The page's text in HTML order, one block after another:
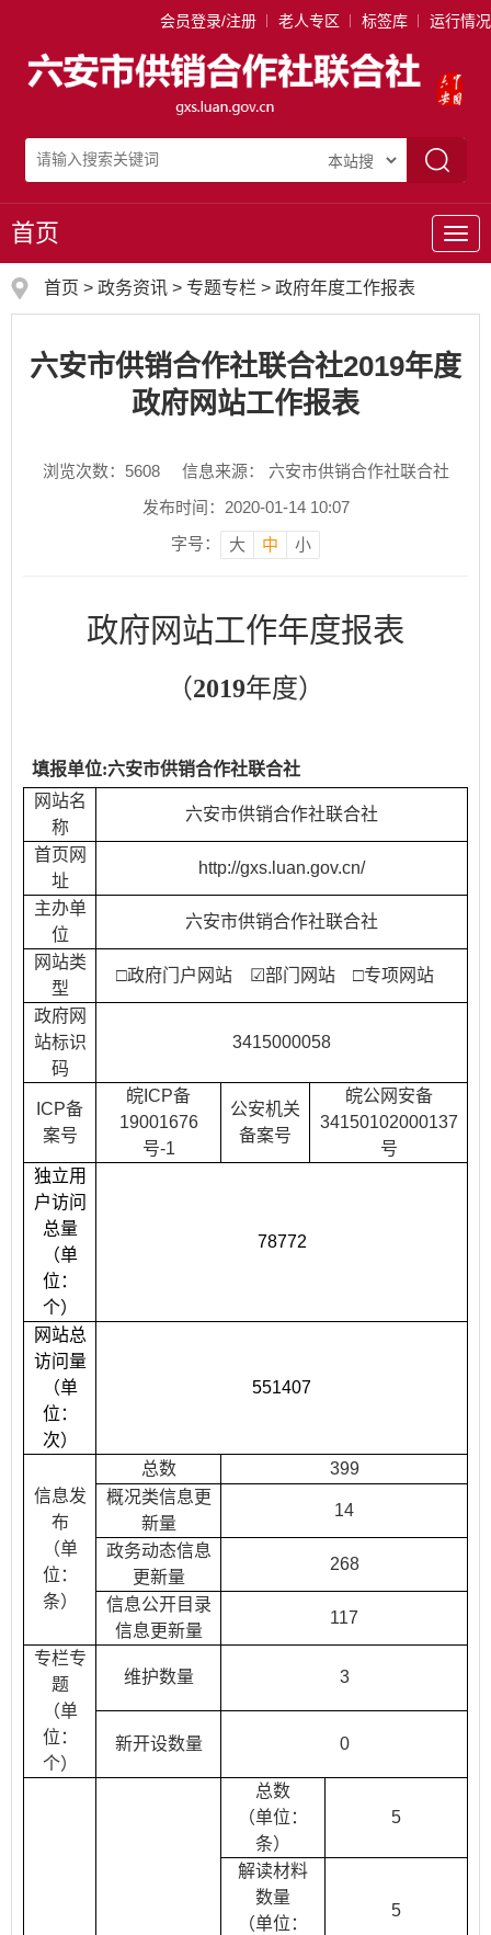
会员登录/注册 老人专区 标签库 运行情况
导
航
首页
首页 > 政务资讯 > 专题专栏 > 政府年度工作报表
六安市供销合作社联合社2019年度
政府网站工作报表
浏览次数： 5608
信息来源： 六安市供销合作社联合社
发布时间：2020-01-14 10:07
字号：
大 中 小
政府网站工作年度报表
（2019年度）
填报单位:六安市供销合作社联合社
网站名
称
六安市供销合作社联合社
首页网
址
http://gxs.luan.gov.cn/
主办单
位
六安市供销合作社联合社
网站类
型
□政府门户网站 ☑部门网站 □专项网站
政府网
站标识
码
3415000058
ICP备
案号
皖 ICP备
19001676
号-1
公安机关
备案号
皖公网安备
34150102000137
号
独立用
户访问
总量
（单
位：
个）
78772
网站总
访问量
（单
位：
次）
551407
信息发
布
（单
位：
条）
总数
399
概况类信息更
新量
14
政务动态信息
更新量
268
信息公开目录
信息更新量
117
专栏专
题
（单
位：
个）
维护数量 3
新开设数量 0
总数
（单位：
条）
5
解读材料
数量
（单位：
5